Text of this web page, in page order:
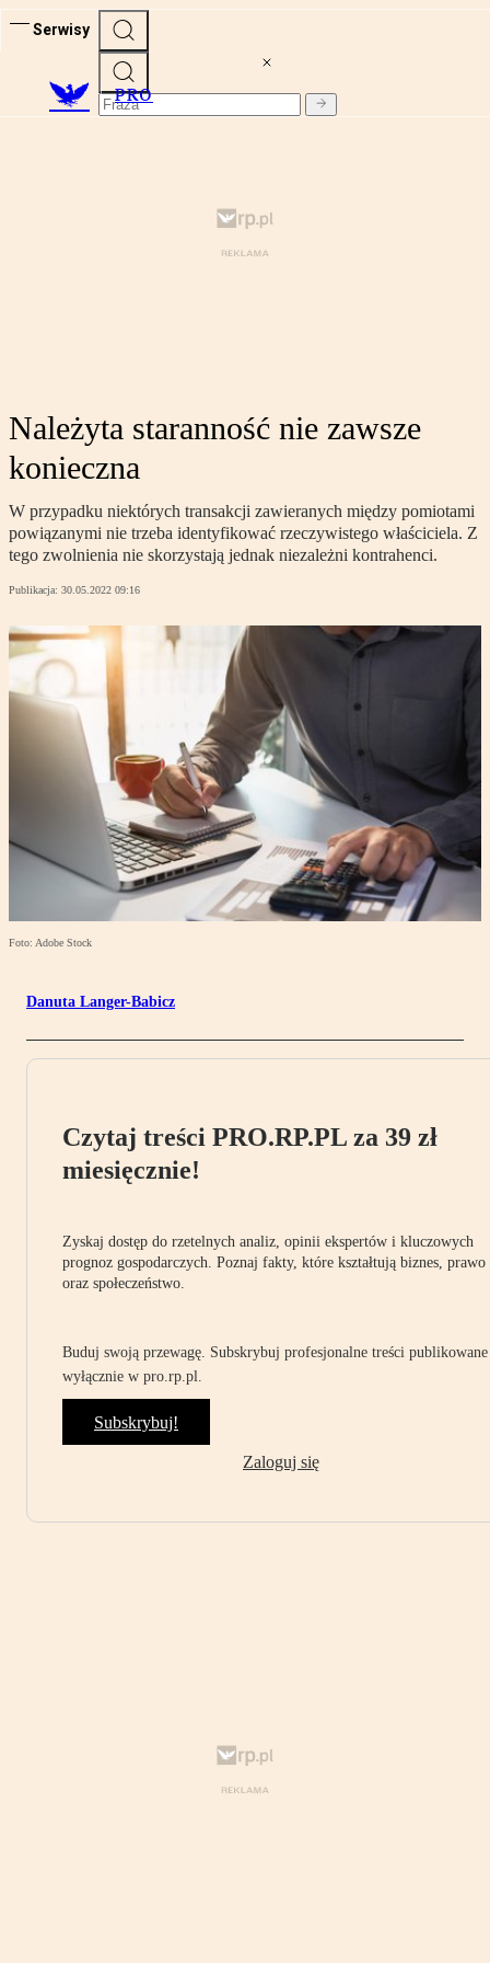
Serwisy
PRO
Należyta staranność nie zawsze
konieczna
W przypadku niektórych transakcji zawieranych między pomiotami
powiązanymi nie trzeba identyfikować rzeczywistego właściciela. Z
tego zwolnienia nie skorzystają jednak niezależni kontrahenci.
Publikacja: 30.05.2022 09:16
Foto: Adobe Stock
Danuta Langer-Babicz
Czytaj treści PRO.RP.PL za 39 zł
miesięcznie!
Zyskaj dostęp do rzetelnych analiz, opinii ekspertów i kluczowych
prognoz gospodarczych. Poznaj fakty, które kształtują biznes, prawo
oraz społeczeństwo.
Buduj swoją przewagę. Subskrybuj profesjonalne treści publikowane
wyłącznie w pro.rp.pl.
Subskrybuj!
Zaloguj się